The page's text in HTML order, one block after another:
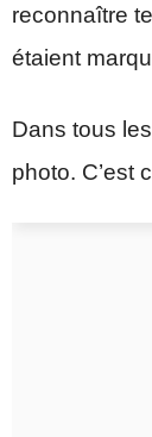
reconnaître
étaient
Dans tous
photo. C’est